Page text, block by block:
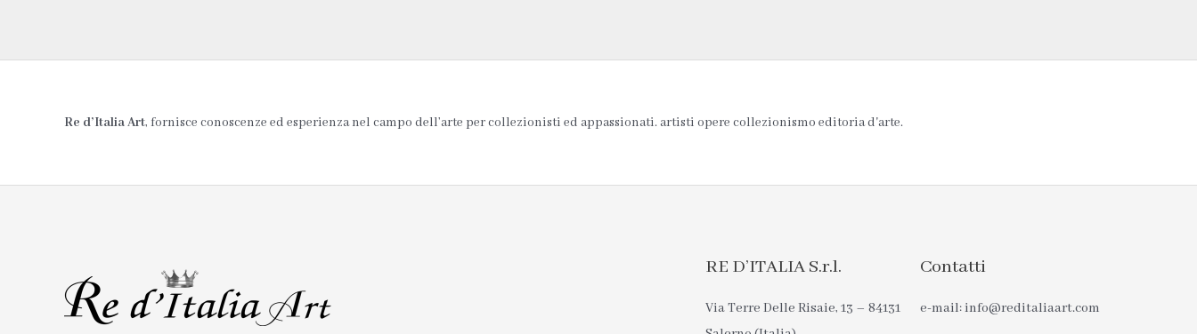
Re d’Italia Art, fornisce conoscenze ed esperienza nel campo dell’arte per collezionisti ed appassionati. artisti opere collezionismo editoria d'arte.
RE D’ITALIA S.r.l.
Via Terre Delle Risaie, 13 – 84131
Contatti
e-mail: info@reditaliaart.com